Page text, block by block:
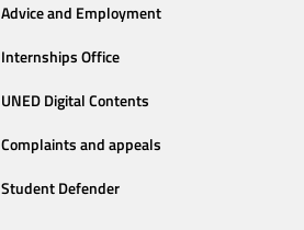
Advice and Employment
Internships Office
UNED Digital Contents
Complaints and appeals
Student Defender